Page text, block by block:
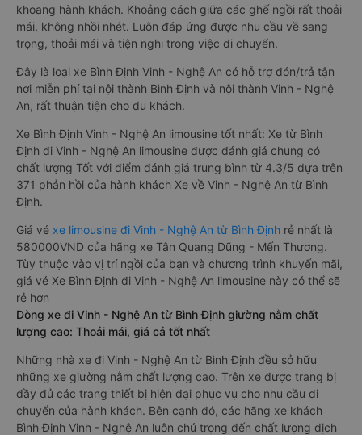
khoang hành khách. Khoảng cách giữa các ghế ngồi rất thoải
mái, không nhồi nhét. Luôn đáp ứng được nhu cầu về sang
trọng, thoải mái và tiện nghi trong việc di chuyển.
Đây là loại xe Bình Định Vinh - Nghệ An có hỗ trợ đón/trả tận
nơi miễn phí tại nội thành Bình Định và nội thành Vinh - Nghệ
An, rất thuận tiện cho du khách.
Xe Bình Định Vinh - Nghệ An limousine tốt nhất: Xe từ Bình
Định đi Vinh - Nghệ An limousine được đánh giá chung có
chất lượng Tốt với điểm đánh giá trung bình từ 4.3/5 dựa trên
371 phản hồi của hành khách Xe về Vinh - Nghệ An từ Bình
Định.
Giá vé xe limousine đi Vinh - Nghệ An từ Bình Định rẻ nhất là
580000VND của hãng xe Tân Quang Dũng - Mến Thương.
Tùy thuộc vào vị trí ngồi của bạn và chương trình khuyến mãi,
giá vé Xe Bình Định đi Vinh - Nghệ An limousine này có thể sẽ
rẻ hơn
Dòng xe đi Vinh - Nghệ An từ Bình Định giường nằm chất
lượng cao: Thoải mái, giá cả tốt nhất
Những nhà xe đi Vinh - Nghệ An từ Bình Định đều sở hữu
những xe giường nằm chất lượng cao. Trên xe được trang bị
đầy đủ các trang thiết bị hiện đại phục vụ cho nhu cầu di
chuyển của hành khách. Bên cạnh đó, các hãng xe khách
Bình Định Vinh - Nghệ An luôn chú trọng đến chất lượng dịch